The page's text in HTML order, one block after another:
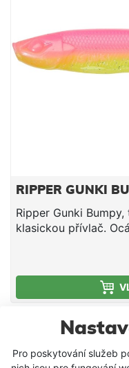
Pro poskytování služeb
RIPPER GUNKI
Ripper Gunki
klasickou přívlač.
rychlejším tažení
celá nástraha se
z měkkého, ale
připomíná malou
na okouny, štiky,